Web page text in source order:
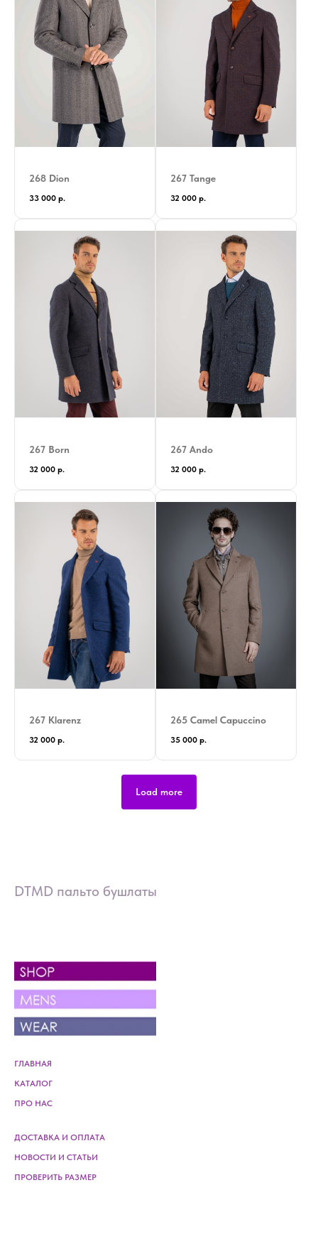
268 Dion
33 000 р.
267 Tange
32 000 р.
267 Born
32 000 р.
267 Ando
32 000 р.
267 Klarenz
32 000 р.
265 Camel Capuccino
35 000 р.
Load more
DTMD пальто бушлаты
ГЛАВНАЯ
КАТАЛОГ
ПРО НАС
ДОСТАВКА И ОПЛАТА
НОВОСТИ И СТАТЬИ
ПРОВЕРИТЬ РАЗМЕР